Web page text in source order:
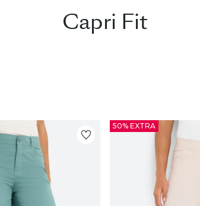
Capri Fit
50% EXTRA